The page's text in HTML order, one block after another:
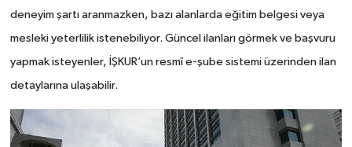
deneyim şartı aranmazken, bazı alanlarda eğitim belgesi veya
mesleki yeterlilik istenebiliyor. Güncel ilanları görmek ve başvuru
yapmak isteyenler, İŞKUR’un resmî e-şube sistemi üzerinden ilan
detaylarına ulaşabilir.